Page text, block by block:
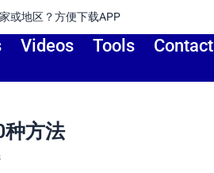
或地区？方便下载APP
Videos Tools Contact
种方法